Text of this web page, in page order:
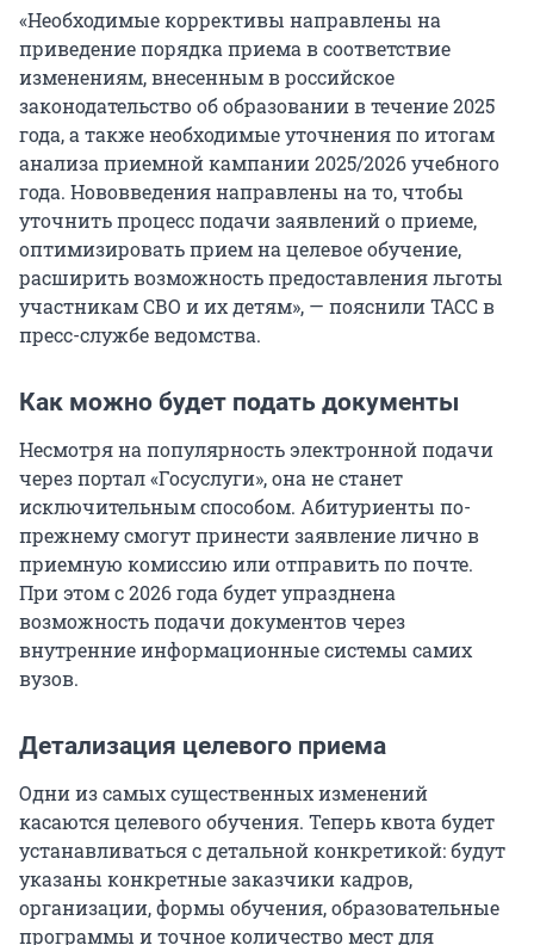
«Необходимые коррективы направлены на
приведение порядка приема в соответствие
изменениям, внесенным в российское
законодательство об образовании в течение 2025
года, а также необходимые уточнения по итогам
анализа приемной кампании 2025/2026 учебного
года. Нововведения направлены на то, чтобы
уточнить процесс подачи заявлений о приеме,
оптимизировать прием на целевое обучение,
расширить возможность предоставления льготы
участникам СВО и их детям», — пояснили ТАСС в
пресс-службе ведомства.
Как можно будет подать документы
Несмотря на популярность электронной подачи
через портал «Госуслуги», она не станет
исключительным способом. Абитуриенты по-
прежнему смогут принести заявление лично в
приемную комиссию или отправить по почте.
При этом с 2026 года будет упразднена
возможность подачи документов через
внутренние информационные системы самих
вузов.
Детализация целевого приема
Одни из самых существенных изменений
касаются целевого обучения. Теперь квота будет
устанавливаться с детальной конкретикой: будут
указаны конкретные заказчики кадров,
организации, формы обучения, образовательные
программы и точное количество мест для